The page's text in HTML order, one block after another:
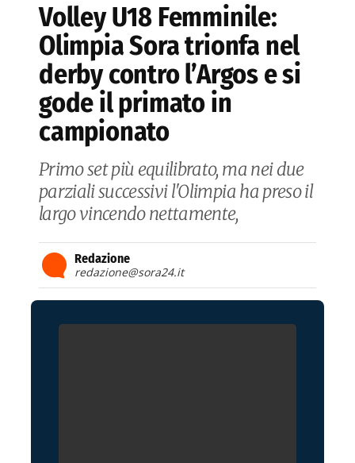
Volley U18 Femminile:
Olimpia Sora trionfa nel
derby contro l’Argos e si
gode il primato in
campionato
Primo set più equilibrato, ma nei due
parziali successivi l'Olimpia ha preso il
largo vincendo nettamente,
Redazione
redazione@sora24.it